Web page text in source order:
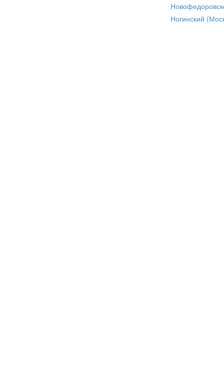
Ногинский